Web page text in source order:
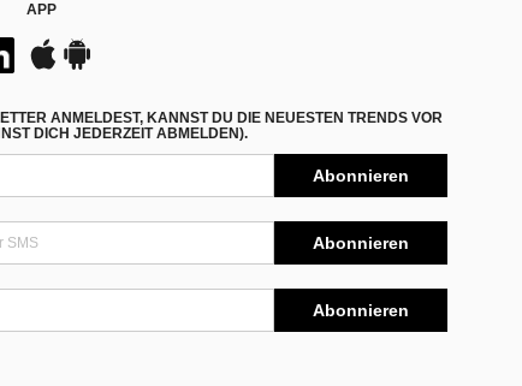
APP
ANMELDEST, KANNST DU DIE NEUESTEN TRENDS VOR
DICH JEDERZEIT ABMELDEN).
Abonnieren
Abonnieren
Abonnieren